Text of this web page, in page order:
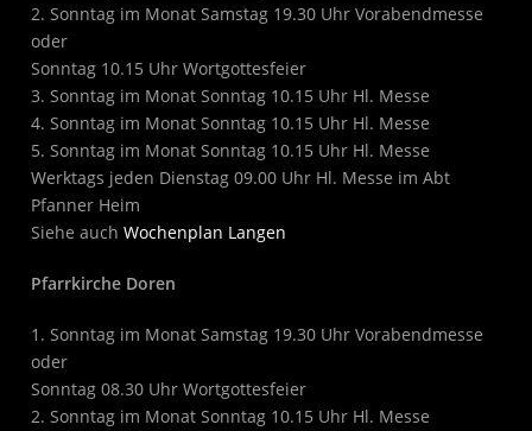
2. Sonntag im Monat Samstag 19.30 Uhr Vorabendmesse
oder
Sonntag 10.15 Uhr Wortgottesfeier
3. Sonntag im Monat Sonntag 10.15 Uhr Hl. Messe
4. Sonntag im Monat Sonntag 10.15 Uhr Hl. Messe
5. Sonntag im Monat Sonntag 10.15 Uhr Hl. Messe
Werktags jeden Dienstag 09.00 Uhr Hl. Messe im Abt
Pfanner Heim
Siehe auchWochenplan Langen
Pfarrkirche Doren
1. Sonntag im Monat Samstag 19.30 Uhr Vorabendmesse
oder
Sonntag 08.30 Uhr Wortgottesfeier
2. Sonntag im Monat Sonntag 10.15 Uhr Hl. Messe